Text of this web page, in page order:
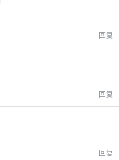
回复
回复
回复